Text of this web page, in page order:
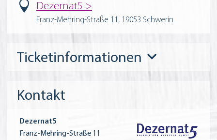
Dezernat5
Franz-Mehring-Straße 11, 19053 Schwerin
Ticketinformationen
Kontakt
Dezernat5
Franz-Mehring-Straße 11